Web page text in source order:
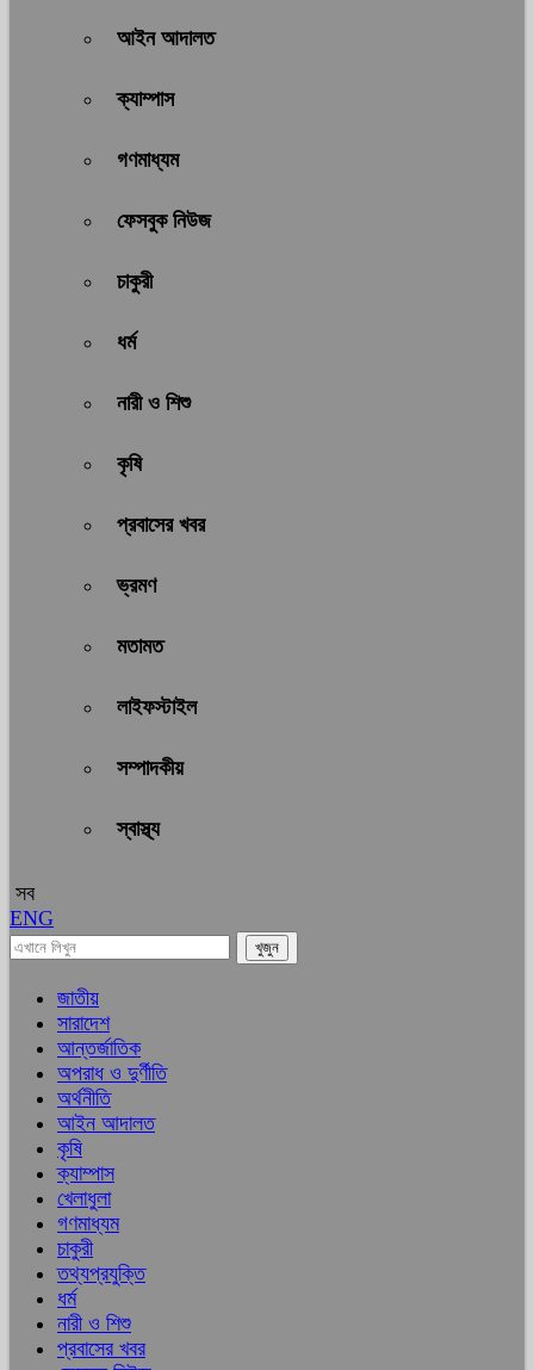
আইন আদালত
ক্যাম্পাস
গণমাধ্যম
ফেসবুক নিউজ
চাকুরী
ধর্ম
নারী ও শিশু
কৃষি
প্রবাসের খবর
ভ্রমণ
মতামত
লাইফস্টাইল
সম্পাদকীয়
স্বাস্থ্য
সব
ENG
জাতীয়
সারাদেশ
আন্তর্জাতিক
অপরাধ ও দুর্ণীতি
অর্থনীতি
আইন আদালত
কৃষি
ক্যাম্পাস
খেলাধুলা
গণমাধ্যম
চাকুরী
তথ্যপ্রযুক্তি
ধর্ম
নারী ও শিশু
প্রবাসের খবর